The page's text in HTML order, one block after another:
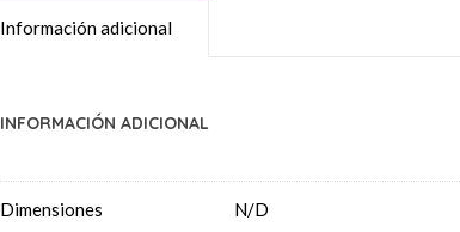
Información adicional
INFORMACIÓN ADICIONAL
Dimensiones N/D